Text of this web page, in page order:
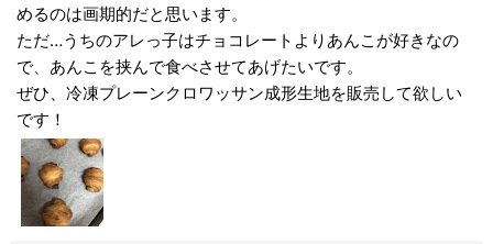
めるのは画期的だと思います。
ただ…うちのアレっ子はチョコレートよりあんこが好きなの
で、あんこを挟んで食べさせてあげたいです。
ぜひ、冷凍プレーンクロワッサン成形生地を販売して欲しい
です！